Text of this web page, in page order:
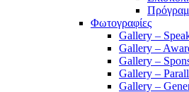
Φωτογραφίες
Gallery –
Gallery –
Gallery –
Gallery –
Gallery –